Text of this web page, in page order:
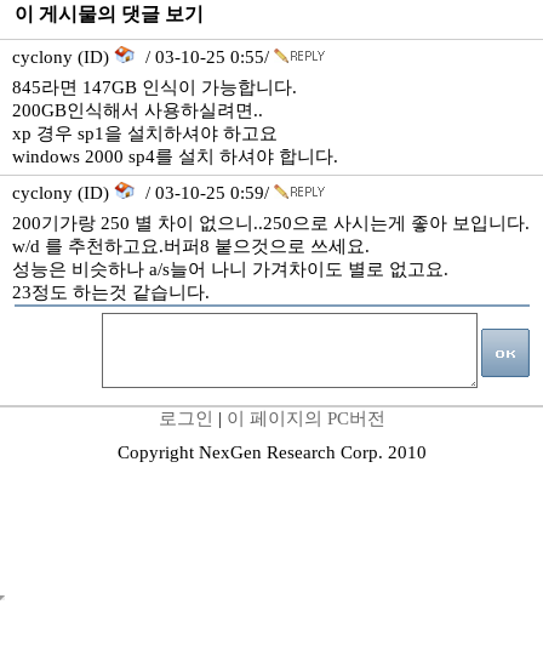
이 게시물의 댓글 보기
cyclony (ID)
/ 03-10-25 0:55/
845라면 147GB 인식이 가능합니다.
200GB인식해서 사용하실려면..
xp 경우 sp1을 설치하셔야 하고요
windows 2000 sp4를 설치 하셔야 합니다.
cyclony (ID)
/ 03-10-25 0:59/
200기가랑 250 별 차이 없으니..250으로 사시는게 좋아 보입니다.
w/d 를 추천하고요.버퍼8 붙으것으로 쓰세요.
성능은 비슷하나 a/s늘어 나니 가겨차이도 별로 없고요.
23정도 하는것 같습니다.
로그인 | 이 페이지의 PC버전
Copyright NexGen Research Corp. 2010